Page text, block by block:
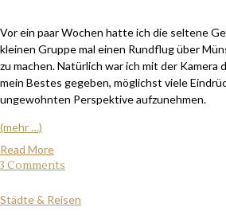
Vor ein paar Wochen hatte ich die seltene
kleinen Gruppe mal einen Rundflug über
zu machen. Natürlich war ich mit der Kamera
mein Bestes gegeben, möglichst viele
ungewohnten Perspektive aufzunehmen.
(mehr …)
Read More
3 Comments
Städte & Reisen